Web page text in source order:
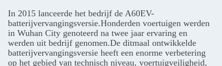
In 2015 lanceerde het bedrijf de A60EV-
batterijvervangingsversie.Honderden voertuigen werden
in Wuhan City genoteerd na twee jaar ervaring en
werden uit bedrijf genomen.De ditmaal ontwikkelde
batterijvervangingsversie heeft een enorme verbetering
op het gebied van technisch niveau, voertuigveiligheid,